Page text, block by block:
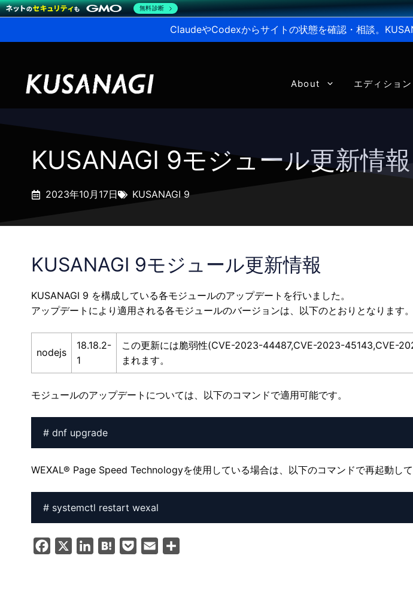
ClaudeやCodexからサイトの状態を確認・相談。
About エディション
KUSANAGI 9モジュール更新情報
2023年10月17日 KUSANAGI 9
KUSANAGI 9モジュール更新情報
KUSANAGI 9 を構成している各モジュールのアップデートを行いました。
アップデートにより適用される各モジュールのバージョンは、以下のとおりとなります。
nodejs
18.18.2-
1
この更新には脆弱性(CVE-2023-44487,CVE-2023-45143,CVE-
まれます。
モジュールのアップデートについては、以下のコマンドで適用可能です。
# dnf upgrade
WEXAL® Page Speed Technologyを使用している場合は、以下のコマンドで再起動して
# systemctl restart wexal
無料診断